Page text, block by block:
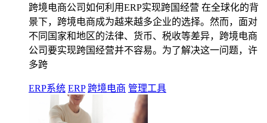
跨境电商公司如何利用ERP实现跨国经营 在全球化的背
景下，跨境电商成为越来越多企业的选择。然而，面对
不同国家和地区的法律、货币、税收等差异，跨境电商
公司要实现跨国经营并不容易。为了解决这一问题，许
多跨
ERP系统 ERP 跨境电商 管理工具